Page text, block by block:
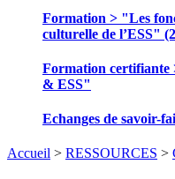
Formation > "Les
culturelle de l’ESS"
Formation
& ESS"
Echanges de savoir-
Accueil > RESSOURCES >